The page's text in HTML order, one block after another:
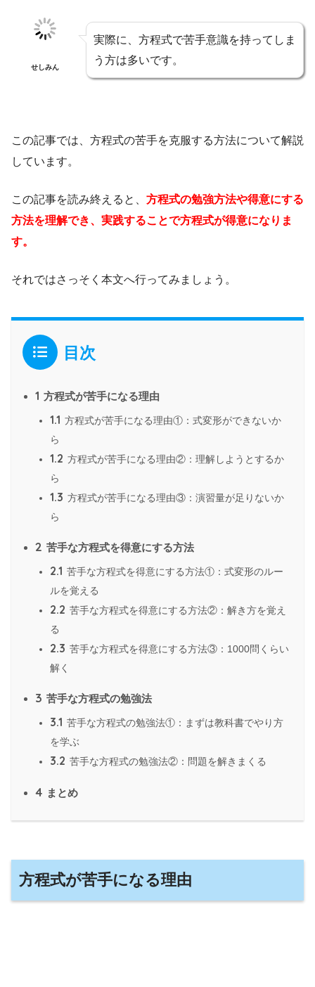
せしみん
実際に、方程式で苦手意識を持ってしま
う方は多いです。
この記事では、方程式の苦手を克服する方法について解説
しています。
この記事を読み終えると、 方程式の勉強方法や得意にする
方法を理解でき、実践することで方程式が得意になりま
す。
それではさっそく本文へ行ってみましょう。
目次
1 方程式が苦手になる理由
1.1 方程式が苦手になる理由①：式変形ができないか
ら
1.2 方程式が苦手になる理由②：理解しようとするか
ら
1.3 方程式が苦手になる理由③：演習量が足りないか
ら
2 苦手な方程式を得意にする方法
2.1 苦手な方程式を得意にする方法①：式変形のルー
ルを覚える
2.2 苦手な方程式を得意にする方法②：解き方を覚え
る
2.3 苦手な方程式を得意にする方法③：1000問くらい
解く
3 苦手な方程式の勉強法
3.1 苦手な方程式の勉強法①：まずは教科書でやり方
を学ぶ
3.2 苦手な方程式の勉強法②：問題を解きまくる
4 まとめ
方程式が苦手になる理由